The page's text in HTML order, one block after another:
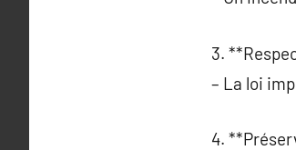
3.
– La loi
4.